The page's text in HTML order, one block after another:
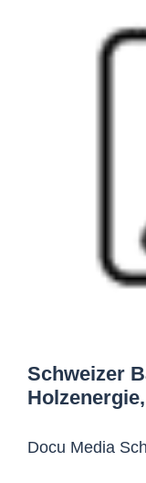
Schweizer
Docu Media